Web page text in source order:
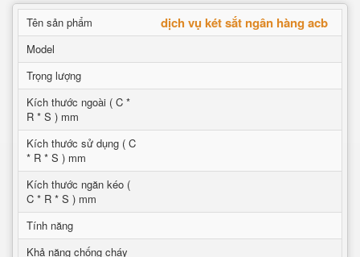
Tên sản phẩm dịch vụ két sắt ngân hàng acb
Model
Trọng lượng
Kích thước ngoài ( C *
R * S ) mm
Kích thước sử dụng ( C
* R * S ) mm
Kích thước ngăn kéo (
C * R * S ) mm
Tính năng
Khả năng chống cháy